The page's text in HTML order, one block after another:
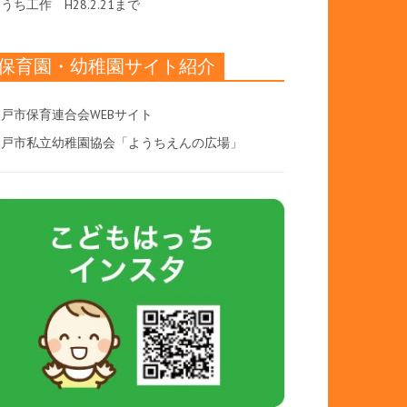
ち工作 H28.2.21まで
育園・幼稚園サイト紹介
市保育連合会WEBサイト
市私立幼稚園協会「ようちえんの広場」